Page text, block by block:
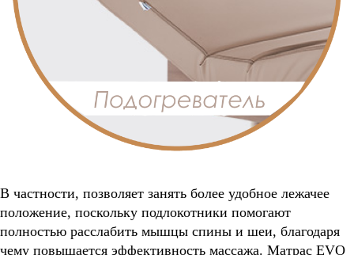
В частности, позволяет занять более удобное лежачее
положение, поскольку подлокотники помогают
полностью расслабить мышцы спины и шеи, благодаря
чему повышается эффективность массажа. Матрас EVO